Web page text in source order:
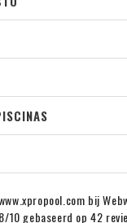
bij
10 gebaseerd op 42